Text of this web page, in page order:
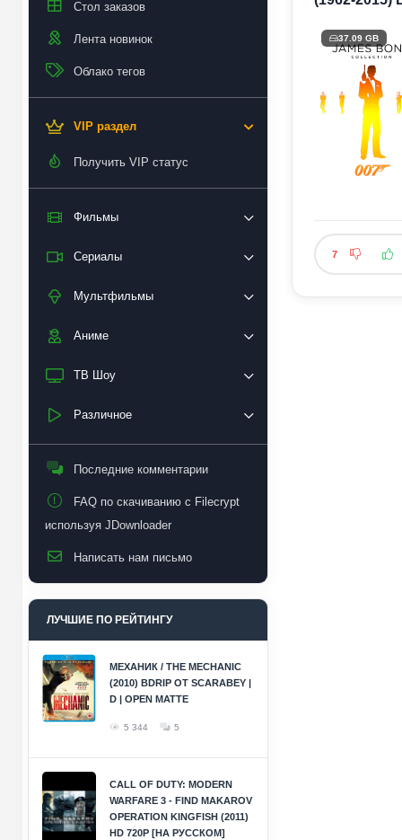
Стол заказов
Лента новинок
Облако тегов
VIP раздел
Получить VIP статус
Фильмы
Сериалы
Мультфильмы
Аниме
ТВ Шоу
Различное
Последние комментарии
FAQ по скачиванию с Filecrypt
используя JDownloader
Написать нам письмо
ЛУЧШИЕ ПО РЕЙТИНГУ
МЕХАНИК / THE MECHANIC
(2010) BDRIP ОТ SCARABEY |
D | OPEN MATTE
5 344 5
CALL OF DUTY: MODERN
WARFARE 3 - FIND MAKAROV
OPERATION KINGFISH (2011)
HD 720P [НА РУССКОМ]
37.09 GB
7